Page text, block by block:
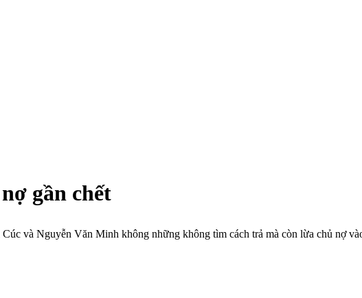
gần chết
và Nguyễn Văn Minh không những không tìm cách trả mà còn lừa chủ nợ